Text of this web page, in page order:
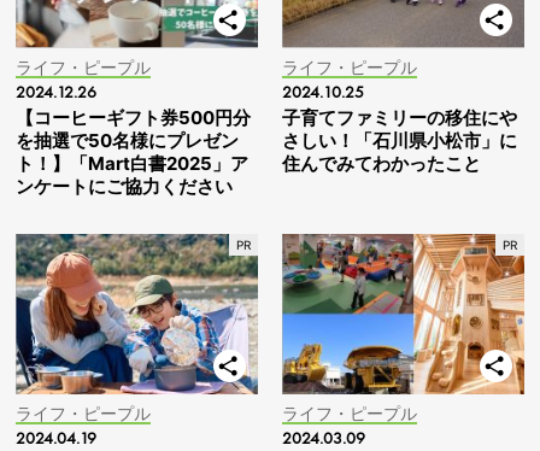
ライフ・ピープル
2024.12.26
【コーヒーギフト券500円分
を抽選で50名様にプレゼン
ト！】「Mart白書2025」ア
ンケートにご協力ください
ライフ・ピープル
2024.10.25
子育てファミリーの移住にや
さしい！「石川県小松市」に
住んでみてわかったこと
ライフ・ピープル
2024.04.19
ライフ・ピープル
2024.03.09